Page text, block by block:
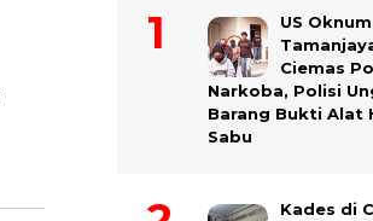
US
Ciemas
Narkoba, Polisi
Barang Bukti Alat
Sabu
Kades di